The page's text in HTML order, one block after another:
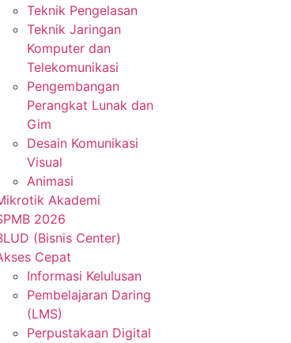
Teknik Pengelasan
Teknik Jaringan
Komputer dan
Telekomunikasi
Pengembangan
Perangkat Lunak dan
Gim
Desain Komunikasi
Visual
Animasi
Akademi
2026
(Bisnis Center)
Cepat
Informasi Kelulusan
Pembelajaran Daring
(LMS)
Perpustakaan Digital